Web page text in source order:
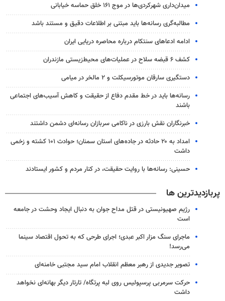
میدان‌داری شهرکردی‌ها در موج ۱۶۱ خلق حماسه خیابانی
مطالبه‌گری رسانه‌ها باید مبتنی بر اطلاعات دقیق و مستند باشد
ادامه ادعاهای سنتکام درباره محاصره دریایی ایران
کشف ۶ قبضه سلاح در عملیات‌های محیط‌زیستی مازندران
دستگیری سارقان موتورسیکلت و ۲ مالخر در میامی
رسانه‌ها باید در خط مقدم دفاع از حقیقت و کاهش آسیب‌های اجتماعی
باشند
خبرنگاران نقش بارزی در ناکامی سربازان رسانه‌ای دشمن داشتند
امداد به ۲۰ حادثه در جاده‌های استان سمنان؛ حوادث ۱۰۱ کشته و زخمی
داشت
حسینی: رسانه‌ها با روایت حقیقت، در کنار مردم و کشور ایستادند
پربازدیدترین ها
رژیم صهیونیستی در قتل مداح جوان به دنبال ایجاد وحشت در جامعه
است
ماجرای سنگ مزار اکبر عبدی؛ اجرای طرحی که به تحول اقتصاد سینما
می‌رسد!
تصویر جدیدی از رهبر معظم انقلاب امام سید مجتبی خامنه‌ای
حرکت سرمربی پرسپولیس روی لبه پرتگاه/ تارتار دیگر بهانه‌ای نخواهد
داشت